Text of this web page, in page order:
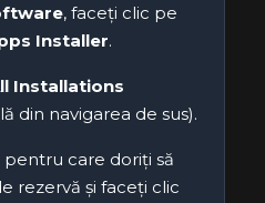
, faceți clic pe
Installer.
Installations
din navigarea de sus).
pentru care doriți să
rezervă și faceți clic